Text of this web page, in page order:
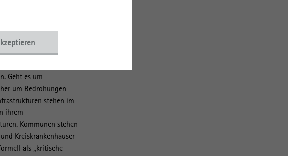
zur aktuellen
sich die
in ihrem
Infrastrukturnetze
politischen Raum
Geht es um
um Bedrohungen
stehen im
ihrem
Kommunen stehen
Kreiskrankenhäuser
als „kritische